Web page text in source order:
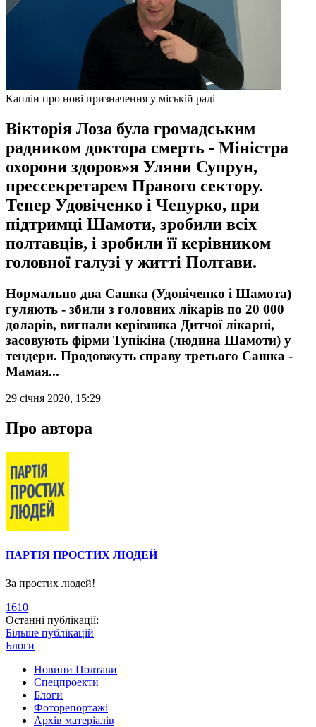
Каплін про нові призначення у міській раді
Вікторія Лоза була громадським
радником доктора смерть - Міністра
охорони здоров»я Уляни Супрун,
прессекретарем Правого сектору.
Тепер Удовіченко і Чепурко, при
підтримці Шамоти, зробили всіх
полтавців, і зробили її керівником
головної галузі у житті Полтави.
Нормально два Сашка (Удовіченко і Шамота)
гуляють - збили з головних лікарів по 20 000
доларів, вигнали керівника Дитчої лікарні,
засовують фірми Тупікіна (людина Шамоти) у
тендери. Продовжуть справу третього Сашка -
Мамая...
29 січня 2020, 15:29
Про автора
ПАРТІЯ ПРОСТИХ ЛЮДЕЙ
За простих людей!
1610
Останні публікації:
Більше публікацій
Блоги
Новини Полтави
Спецпроекти
Блоги
Фоторепортажі
Архів матеріалів